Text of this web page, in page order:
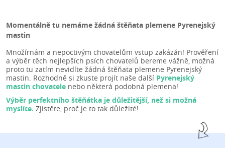
Momentálně tu nemáme žádná štěňata plemene Pyrenejský
mastin
Množírnám a nepoctivým chovatelům vstup zakázán! Prověření
a výběr těch nejlepších psích chovatelů bereme vážně, možná
proto tu zatím nevidíte žádná štěňata plemene Pyrenejský
mastin. Rozhodně si zkuste projít naše další Pyrenejský
mastin chovatele nebo některá podobná plemena!
Výběr perfektního štěňátka je důležitější, než si možná
myslíte. Zjistěte, proč je to tak důležité!